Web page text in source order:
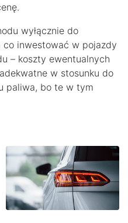
wyłącznie do
co inwestować w pojazdy
– koszty ewentualnych
w stosunku do
paliwa, bo te w tym